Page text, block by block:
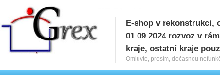
G
E-shop v rekonstrukci,
01.09.2024 rozvoz v
kraje, ostatní kraje
Omluvte, prosím, dočasnou